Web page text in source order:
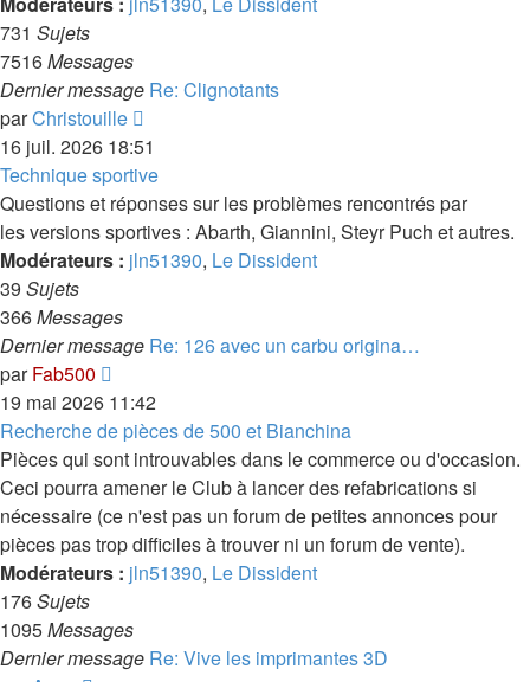
731 Sujets
7516Messages
Dernier message Re: Clignotants
parChristouille
le
dernier
message
16 juil. 2026 18:51
Technique sportive
Questions et réponses sur les problèmes rencontrés par
les versions sportives : Abarth, Giannini, Steyr Puch et autres.
Modérateurs : jln51390, Le Dissident
39 Sujets
366Messages
Dernier message Re: 126 avec un carbu origina…
parFab500
le
dernier
message
19 mai 2026 11:42
Recherche de pièces de 500 et Bianchina
Pièces qui sont introuvables dans le commerce ou d'occasion.
Ceci pourra amener le Club à lancer des refabrications si
nécessaire (ce n'est pas un forum de petites annonces pour
pièces pas trop difficiles à trouver ni un forum de vente).
Modérateurs : jln51390, Le Dissident
176Sujets
1095Messages
Dernier message Re: Vive les imprimantes 3D